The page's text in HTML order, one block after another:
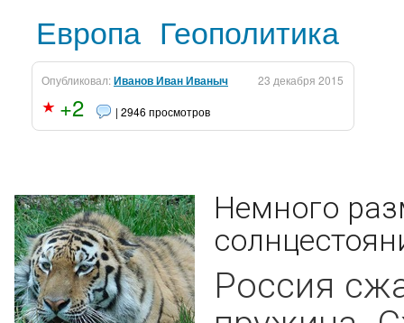
Европа Геополитика
Опубликовал:Иванов Иван Иваныч 23 декабря 2015
+2 | 2946 просмотров
Немного
Россия